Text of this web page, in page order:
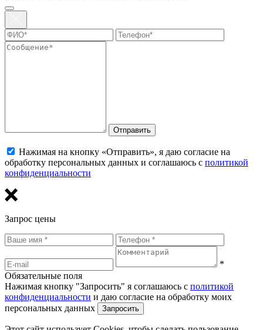
Отправить
Нажимая на кнопку «Отправить», я даю согласие на
обработку персональных данных и соглашаюсь с политикой
конфиденциальности
Запрос цены
*
Обязательные поля
Нажимая кнопку "Запросить" я соглашаюсь с политикой
конфиденциальности и даю согласие на обработку моих
персональных данных